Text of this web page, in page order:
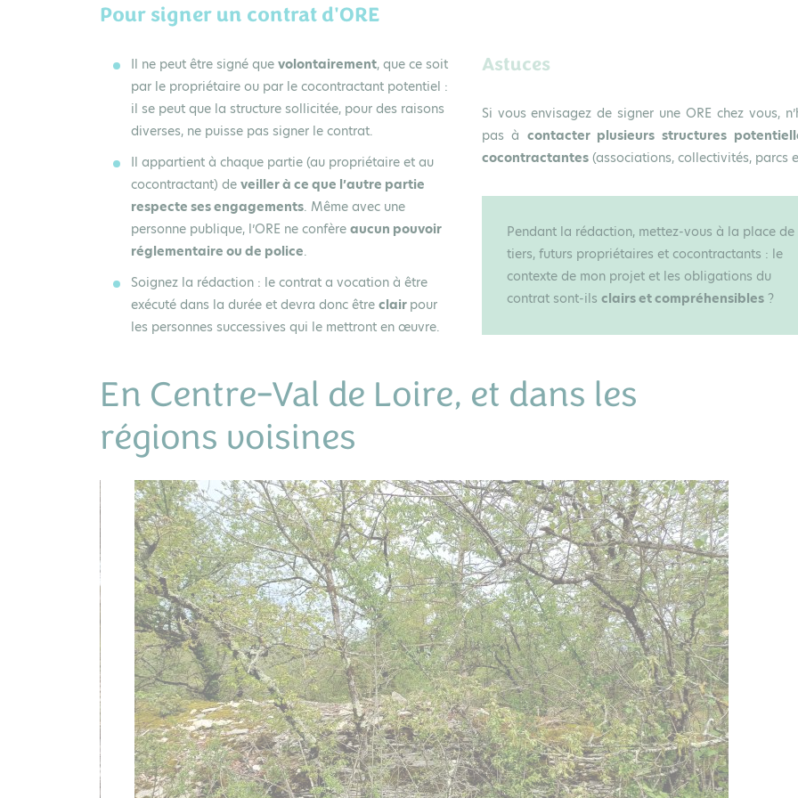
Pour signer un contrat d'ORE
Il ne peut être signé que volontairement, que ce soit
par le propriétaire ou par le cocontractant potentiel :
il se peut que la structure sollicitée, pour des raisons
diverses, ne puisse pas signer le contrat.
Il appartient à chaque partie (au propriétaire et au
cocontractant) de veiller à ce que l’autre partie
respecte ses engagements. Même avec une
personne publique, l’ORE ne confère aucun pouvoir
réglementaire ou de police.
Soignez la rédaction : le contrat a vocation à être
exécuté dans la durée et devra donc être clair pour
les personnes successives qui le mettront en œuvre.
Astuces
Si vous envisagez de signer une ORE chez vous,
pas à contacter plusieurs structures
cocontractantes(associations, collectivités, parcs
Pendant la rédaction, mettez-vous à la place de
tiers, futurs propriétaires et cocontractants : le
contexte de mon projet et les obligations du
contrat sont-ils clairs et compréhensibles?
En Centre-Val de Loire, et dans les
régions voisines